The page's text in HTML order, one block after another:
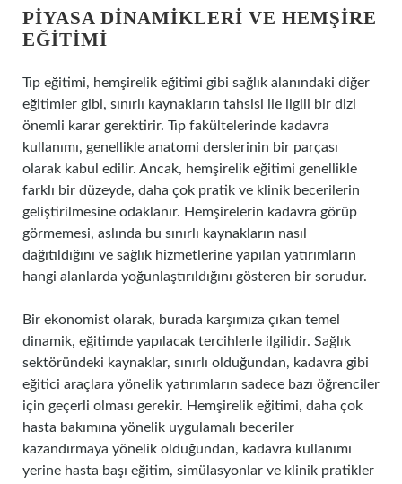
PIYASA DINAMIKLERI VE HEMŞIRE
EĞITIMI
Tıp eğitimi, hemşirelik eğitimi gibi sağlık alanındaki diğer
eğitimler gibi, sınırlı kaynakların tahsisi ile ilgili bir dizi
önemli karar gerektirir. Tıp fakültelerinde kadavra
kullanımı, genellikle anatomi derslerinin bir parçası
olarak kabul edilir. Ancak, hemşirelik eğitimi genellikle
farklı bir düzeyde, daha çok pratik ve klinik becerilerin
geliştirilmesine odaklanır. Hemşirelerin kadavra görüp
görmemesi, aslında bu sınırlı kaynakların nasıl
dağıtıldığını ve sağlık hizmetlerine yapılan yatırımların
hangi alanlarda yoğunlaştırıldığını gösteren bir sorudur.
Bir ekonomist olarak, burada karşımıza çıkan temel
dinamik, eğitimde yapılacak tercihlerle ilgilidir. Sağlık
sektöründeki kaynaklar, sınırlı olduğundan, kadavra gibi
eğitici araçlara yönelik yatırımların sadece bazı öğrenciler
için geçerli olması gerekir. Hemşirelik eğitimi, daha çok
hasta bakımına yönelik uygulamalı beceriler
kazandırmaya yönelik olduğundan, kadavra kullanımı
yerine hasta başı eğitim, simülasyonlar ve klinik pratikler